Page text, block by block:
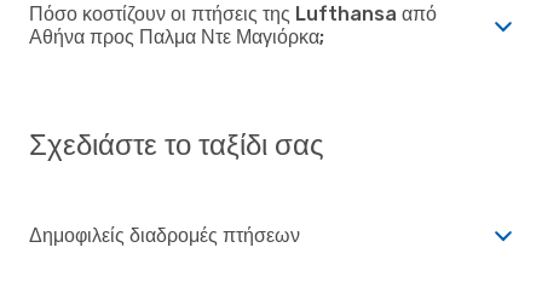
Πόσο κοστίζουν οι πτήσεις της Lufthansa από
Αθήνα προς Παλμα Ντε Μαγιόρκα;
Σχεδιάστε το ταξίδι σας
Δημοφιλείς διαδρομές πτήσεων